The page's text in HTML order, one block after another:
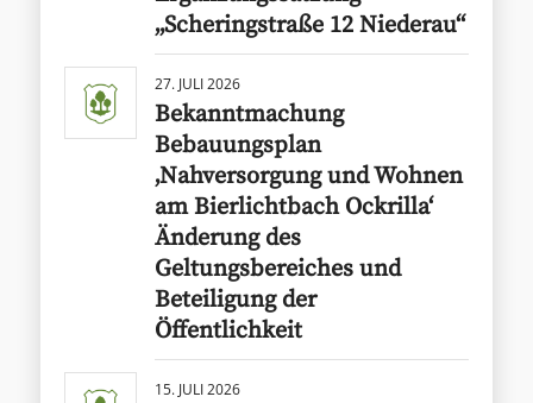
„Scheringstraße 12 Niederau“
27. JULI 2026
Bekanntmachung
Bebauungsplan
‚Nahversorgung und Wohnen
am Bierlichtbach Ockrilla‘
Änderung des
Geltungsbereiches und
Beteiligung der
Öffentlichkeit
15. JULI 2026